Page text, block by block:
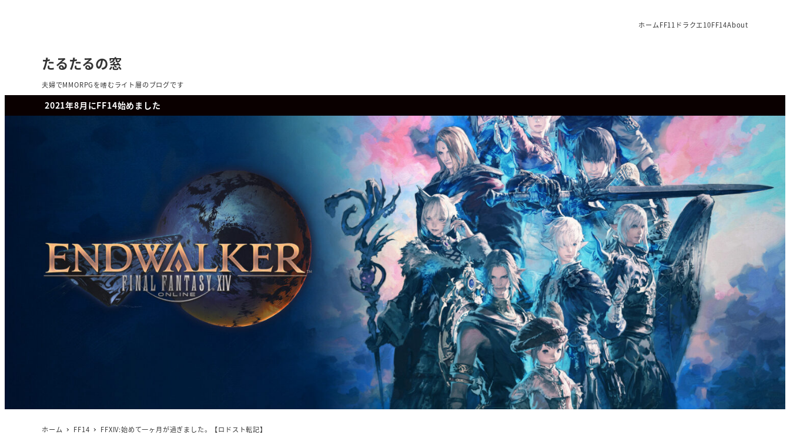
ホームFF11 ドラクエ10FF14About
たるたるの窓
夫婦でMMORPGを嗜むライト層のブログです
2021年8月にFF14始めました
ホーム FF14 FFXIV:始めて一ヶ月が過ぎました。【ロドスト転記】